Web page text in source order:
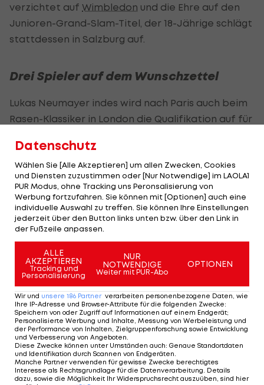
verzichtet auf Wimbledon und die Ehre auf den
Junioren-Grand-Slam-Titel, der 18-Jährige schlägt
stattdessen in Salzburg auf.
Drei Spieler auf dem Wunschzettel
Lukas Neumayer indes wird nach Paris auch beim
Rasen-Klassiker in London die Qualifikation auf für
aber auch in Salzburg einer von zahlreichen
heimischen Profis sein.
Filip Misolichat bereits zugesagt, mit Sebastian
Ofner undDominic Thiemkönnten aber noch zwei
prominente Namen folgen. "Wie die Chancen
stehen, dass sie kommen, ist noch schwer
einzuschätzen", sagt Turnierboss Gerald Mandl
gegenüber den
"Salzburger Nachrichten".
Diego Schwartzman soll er zudem einen Top-10-
Spieler nach Salzburg lotsen wollen.
Bis Montag könnten noch Spieler folgen. Eine
Wildcard geht an Schwärzler, eine an Neumayer
(sollte er sie benötigen), eine dritte wird noch
zurückgehalten - für prominente Spieler, etwa
Datenschutz
Wählen Sie [Alle Akzeptieren] um allen Zwecken, Cookies
und Diensten zuzustimmen oder [Nur Notwendige] im LAOLA1
PUR Modus, ohne Tracking uns Peronsalisierung von
Werbung fortzufahren. Sie können mit [Optionen] auch eine
individuelle Auswahl zu treffen. Sie können Ihre Einstellungen
jederzeit über den Button links unten bzw. über den Link in
der Fußzeile anpassen.
ALLE
AKZEPTIEREN
Tracking und
Personalisierung
NUR
NOTWENDIGE
Weiter mit PUR-Abo
OPTIONEN
Wir und unsere 186 Partner verarbeiten personenbezogene Daten, wie
Ihre IP-Adresse und Browser-Attribute für die folgenden Zwecke:
Speichern von oder Zugriff auf Informationen auf einem Endgerät;
Personalisierte Werbung und Inhalte, Messung von Werbeleistung und
der Performance von Inhalten, Zielgruppenforschung sowie Entwicklung
und Verbesserung von Angeboten.
Diese Zwecke können unter Umständen auch: Genaue Standortdaten
und Identifikation durch Scannen von Endgeräten.
Manche Partner verwenden für gewisse Zwecke berechtigtes
Interesse als Rechtsgrundlage für die Datenverarbeitung. Details
dazu, sowie die Möglichkeit Ihr Widerspruchsrecht auszuüben, sind hier